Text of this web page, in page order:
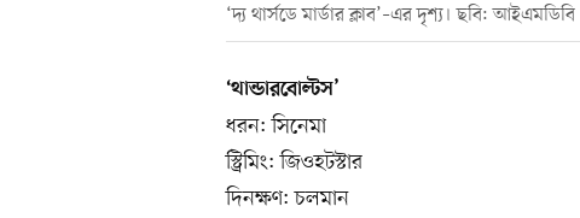
‘দ্য থার্সডে মার্ডার ক্লাব’–এর দৃশ্য। ছবি: আইএমডিবি
‘থান্ডারবোল্টস’
ধরন: সিনেমা
স্ট্রিমিং: জিওহটস্টার
দিনক্ষণ: চলমান